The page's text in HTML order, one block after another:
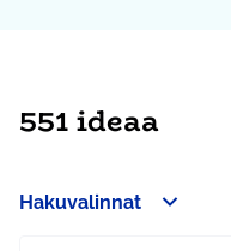
551 ideaa
Hakuvalinnat